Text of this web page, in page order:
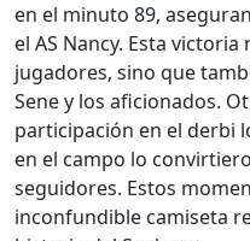
en el minuto 89,
el AS Nancy. Esta
jugadores, sino que
Sene y los aficionados.
participación en el derbi
en el campo lo
seguidores. Estos
inconfundible camiseta